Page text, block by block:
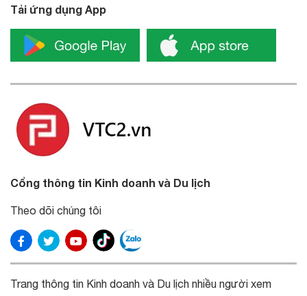
Tải ứng dụng App
Cổng thông tin Kinh doanh và Du lịch
Theo dõi chúng tôi
Trang thông tin Kinh doanh và Du lịch nhiều người xem